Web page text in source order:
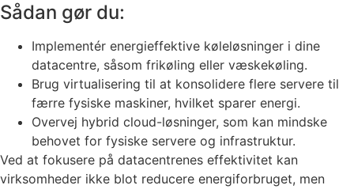
Sådan gør du:
Implementér energieffektive køleløsninger i dine
datacentre, såsom frikøling eller væskekøling.
Brug virtualisering til at konsolidere flere servere til
færre fysiske maskiner, hvilket sparer energi.
Overvej hybrid cloud-løsninger, som kan mindske
behovet for fysiske servere og infrastruktur.
Ved at fokusere på datacentrenes effektivitet kan
virksomheder ikke blot reducere energiforbruget, men